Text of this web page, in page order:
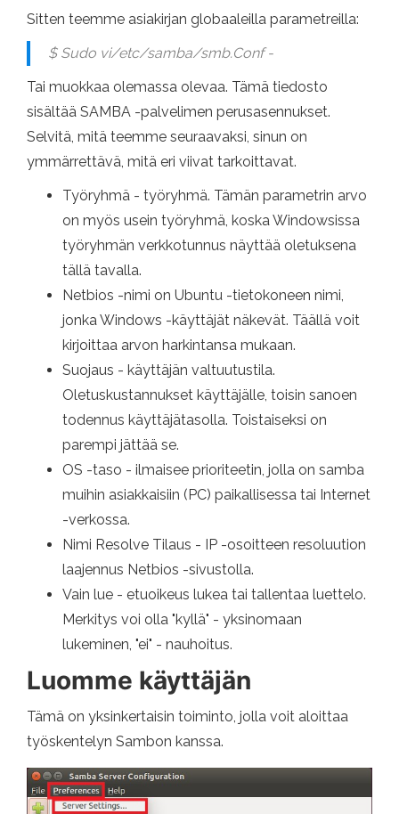
Sitten teemme asiakirjan globaaleilla parametreilla:
$ Sudo vi/etc/samba/smb.Conf -
Tai muokkaa olemassa olevaa. Tämä tiedosto
sisältää SAMBA -palvelimen perusasennukset.
Selvitä, mitä teemme seuraavaksi, sinun on
ymmärrettävä, mitä eri viivat tarkoittavat.
Työryhmä - työryhmä. Tämän parametrin arvo
on myös usein työryhmä, koska Windowsissa
työryhmän verkkotunnus näyttää oletuksena
tällä tavalla.
Netbios -nimi on Ubuntu -tietokoneen nimi,
jonka Windows -käyttäjät näkevät. Täällä voit
kirjoittaa arvon harkintansa mukaan.
Suojaus - käyttäjän valtuutustila.
Oletuskustannukset käyttäjälle, toisin sanoen
todennus käyttäjätasolla. Toistaiseksi on
parempi jättää se.
OS -taso - ilmaisee prioriteetin, jolla on samba
muihin asiakkaisiin (PC) paikallisessa tai Internet
-verkossa.
Nimi Resolve Tilaus - IP -osoitteen resoluution
laajennus Netbios -sivustolla.
Vain lue - etuoikeus lukea tai tallentaa luettelo.
Merkitys voi olla "kyllä" - yksinomaan
lukeminen, "ei" - nauhoitus.
Luomme käyttäjän
Tämä on yksinkertaisin toiminto, jolla voit aloittaa
työskentelyn Sambon kanssa.